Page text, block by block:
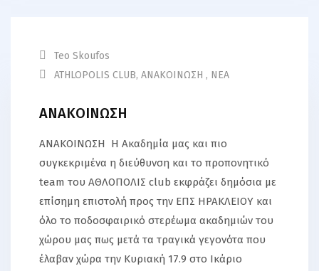
Teo Skoufos
ATHLOPOLIS CLUB, ΑΝΑΚΟΙΝΩΣΗ , ΝΕΑ
ΑΝΑΚΟΙΝΩΣΗ
ΑΝΑΚΟΙΝΩΣΗ Η Ακαδημία μας και πιο
συγκεκριμένα η διεύθυνση και το προπονητικό
team του ΑΘΛΟΠΟΛΙΣ club εκφράζει δημόσια με
επίσημη επιστολή προς την ΕΠΣ ΗΡΑΚΛΕΙΟΥ και
όλο το ποδοσφαιρικό στερέωμα ακαδημιών του
χώρου μας πως μετά τα τραγικά γεγονότα που
έλαβαν χώρα την Κυριακή 17.9 στο Ικάριο